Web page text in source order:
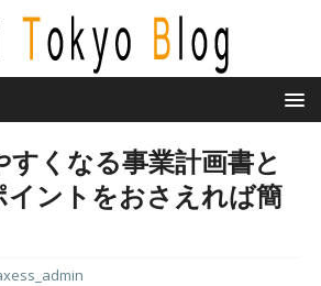
くなる事業計画書と
イントをおさえれば簡